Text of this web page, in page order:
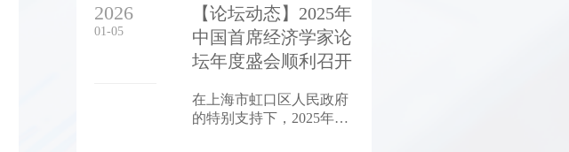
研基地正式揭牌，"领航
家"投研俱乐部同步启
动。
2026
01-05
【论坛动态】2025年
中国首席经济学家论
坛年度盛会顺利召开
在上海市虹口区人民政府
的特别支持下，2025年1